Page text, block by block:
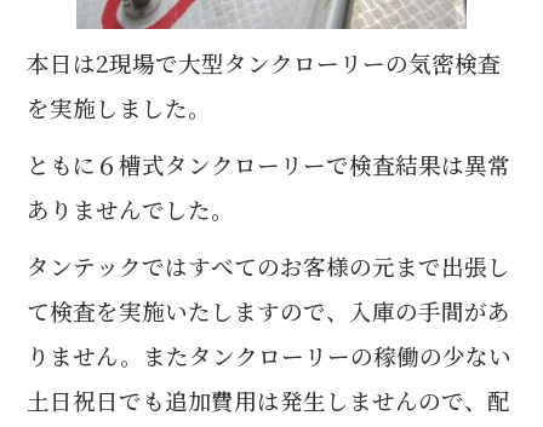
本日は2現場で大型タンクローリーの気密検査
を実施しました。
ともに６槽式タンクローリーで検査結果は異常
ありませんでした。
タンテックではすべてのお客様の元まで出張し
て検査を実施いたしますので、入庫の手間があ
りません。またタンクローリーの稼働の少ない
土日祝日でも追加費用は発生しませんので、配